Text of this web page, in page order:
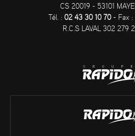
CS 20019 - 53101
Tél. : 02 43 30 10 70- Fax :
R.C.S LAVAL 302 279